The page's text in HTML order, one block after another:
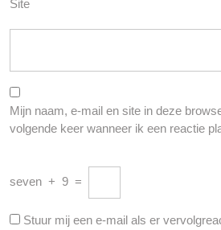
Site
Mijn naam, e-mail en site in deze
volgende keer wanneer ik een reactie
seven + 9 =
Stuur mij een e-mail als er